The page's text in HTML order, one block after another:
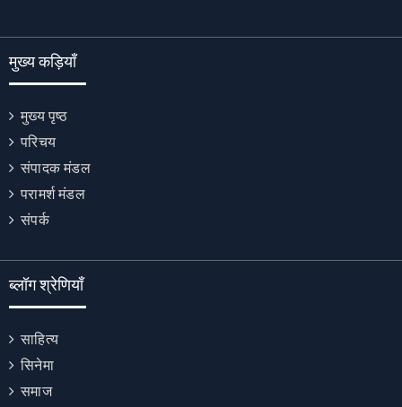
मुख्य कड़ियाँ
मुख्य पृष्ठ
परिचय
संपादक मंडल
परामर्श मंडल
संपर्क
ब्लॉग श्रेणियाँ
साहित्य
सिनेमा
समाज